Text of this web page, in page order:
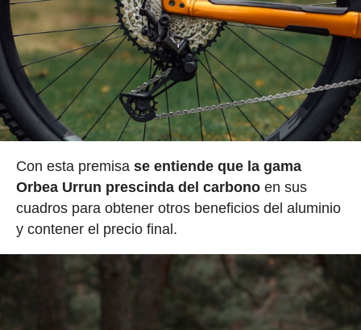
Con esta premisa se entiende que la gama
Orbea Urrun prescinda del carbonoen sus
cuadros para obtener otros beneficios del aluminio
y contener el precio final.